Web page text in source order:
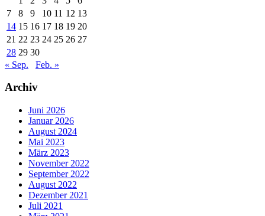
7
8 9 10 11 12 13
14 15 16 17 18 19 20
21 22 23 24 25 26 27
28 29 30
« Sep.
Feb. »
Archiv
Juni 2026
Januar 2026
August 2024
Mai 2023
März 2023
November 2022
September 2022
August 2022
Dezember 2021
Juli 2021